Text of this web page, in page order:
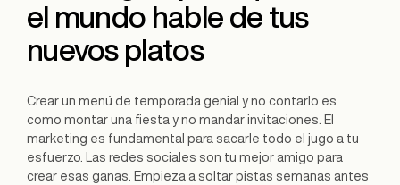
el mundo hable de tus
nuevos platos
Crear un menú de temporada genial y no contarlo es
como montar una fiesta y no mandar invitaciones. El
marketing es fundamental para sacarle todo el jugo a tu
esfuerzo. Las redes sociales son tu mejor amigo para
crear esas ganas. Empieza a soltar pistas semanas antes